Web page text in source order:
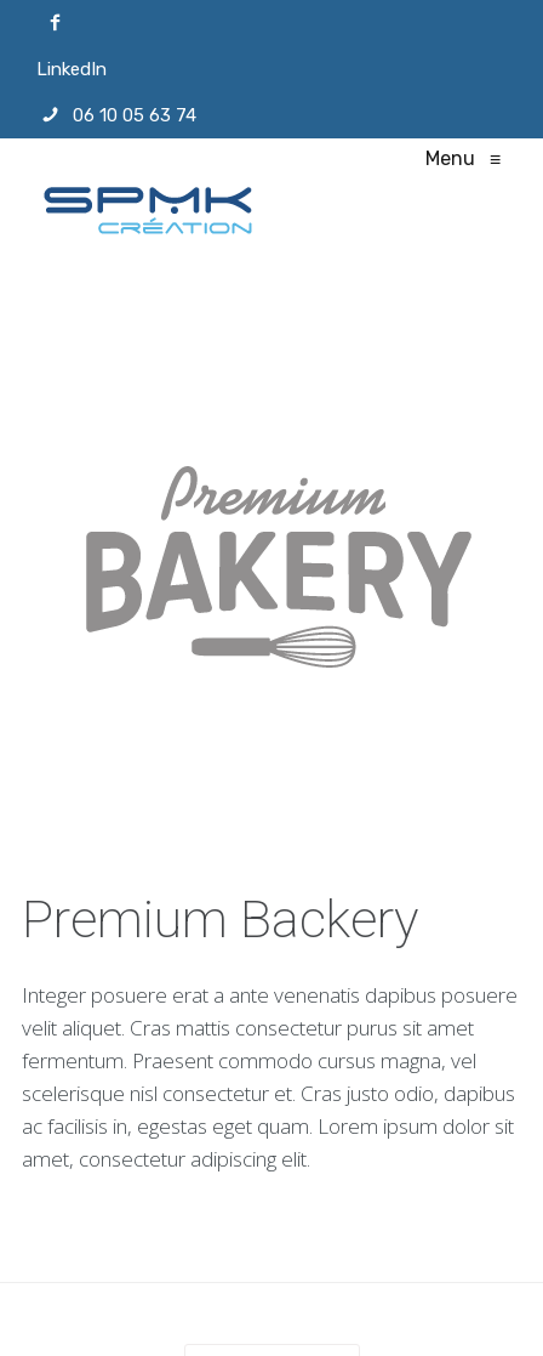
LinkedIn
06 10 05 63 74
Menu ≡
Premium Backery
Integer posuere erat a ante venenatis dapibus posuere
velit aliquet. Cras mattis consectetur purus sit amet
fermentum. Praesent commodo cursus magna, vel
scelerisque nisl consectetur et. Cras justo odio, dapibus
ac facilisis in, egestas eget quam. Lorem ipsum dolor sit
amet, consectetur adipiscing elit.